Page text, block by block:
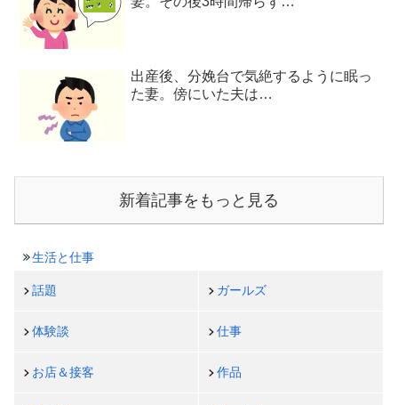
出産後、分娩台で気絶するように眠っ
た妻。傍にいた夫は…
新着記事をもっと見る
生活と仕事
話題 ガールズ
体験談 仕事
お店＆接客 作品